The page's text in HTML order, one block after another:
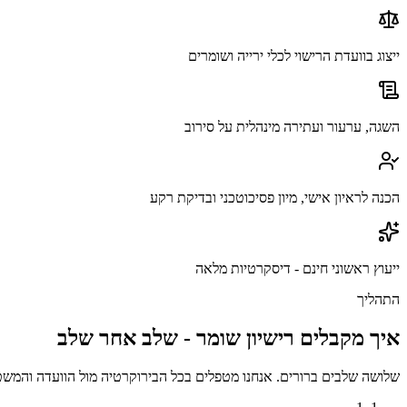
ייצוג בוועדת הרישוי לכלי ירייה ושומרים
השגה, ערעור ועתירה מינהלית על סירוב
הכנה לראיון אישי, מיון פסיכוטכני ובדיקת רקע
ייעוץ ראשוני חינם - דיסקרטיות מלאה
התהליך
איך מקבלים רישיון שומר - שלב אחר שלב
שלושה שלבים ברורים. אנחנו מטפלים בכל הבירוקרטיה מול הוועדה